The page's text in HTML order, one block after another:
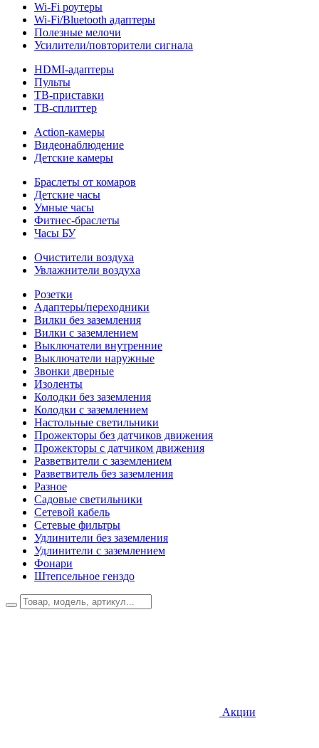
Wi-Fi роутеры
Wi-Fi/Bluetooth адаптеры
Полезные мелочи
Усилители/повторители сигнала
HDMI-адаптеры
Пульты
ТВ-приставки
ТВ-сплиттер
Action-камеры
Видеонаблюдение
Детские камеры
Браслеты от комаров
Детские часы
Умные часы
Фитнес-браслеты
Часы БУ
Очистители воздуха
Увлажнители воздуха
Розетки
Адаптеры/переходники
Вилки без заземления
Вилки с заземлением
Выключатели внутренние
Выключатели наружные
Звонки дверные
Изоленты
Колодки без заземления
Колодки с заземлением
Настольные светильники
Прожекторы без датчиков движения
Прожекторы с датчиком движения
Разветвители с заземлением
Разветвитель без заземления
Разное
Садовые светильники
Сетевой кабель
Сетевые фильтры
Удлинители без заземления
Удлинители с заземлением
Фонари
Штепсельное генздо
Акции